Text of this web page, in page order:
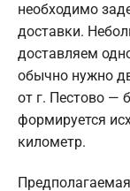
необходимо
доставки.
доставляем
обычно нужно
от г. Пестово —
формируется
километр.